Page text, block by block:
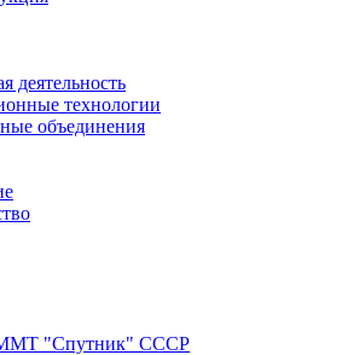
деятельность
технологии
объединения
"Спутник" СССР